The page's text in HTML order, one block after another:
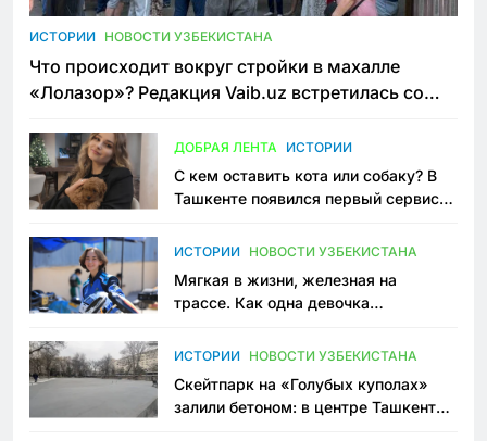
ИСТОРИИ НОВОСТИ УЗБЕКИСТАНА
Что происходит вокруг стройки в махалле
«Лолазор»? Редакция Vaib.uz встретилась со
ДОБРАЯ ЛЕНТА ИСТОРИИ
С кем оставить кота или собаку? В
Ташкенте появился первый сервис
ИСТОРИИ НОВОСТИ УЗБЕКИСТАНА
Мягкая в жизни, железная на
трассе. Как одна девочка
Узбекистане
ИСТОРИИ НОВОСТИ УЗБЕКИСТАНА
Скейтпарк на «Голубых куполах»
залили бетоном: в центре Ташкента